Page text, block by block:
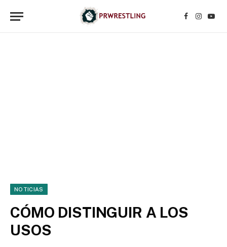
Facebook
NOTICIAS
CÓMO DISTINGUIR A LOS
USOS